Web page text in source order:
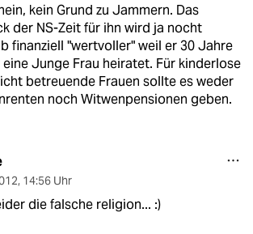
kein Grund zu Jammern. Das
der NS-Zeit für ihn wird ja nocht
finanziell "wertvoller" weil er 30 Jahre
Junge Frau heiratet. Für kinderlose
betreuende Frauen sollte es weder
noch Witwenpensionen geben.
, 14:56 Uhr
die falsche religion... :)